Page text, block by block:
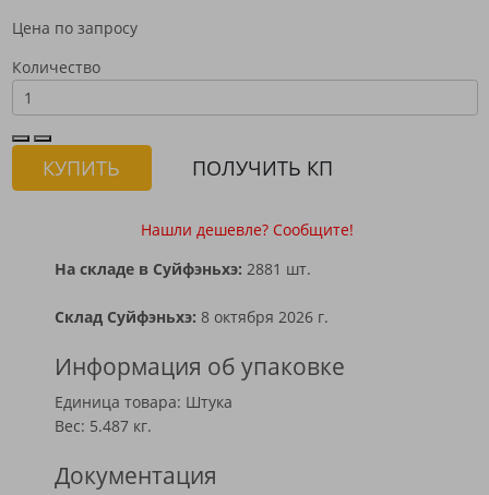
Цена по запросу
Количество
КУПИТЬ ПОЛУЧИТЬ КП
Нашли дешевле? Сообщите!
На складе в Суйфэньхэ: 2881 шт.
Склад Суйфэньхэ: 8 октября 2026 г.
Информация об упаковке
Единица товара: Штука
Вес: 5.487 кг.
Документация